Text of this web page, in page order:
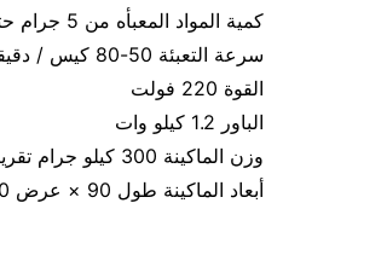
كمية المواد المعبأه من 5 جرام حتي 250 جرام و يمكن تعديله حتي 500 جرام
سرعة التعبئة 50-80 كيس / دقيقة و لمادة التغليف اعتبار في السرعه
القوة 220 فولت
الباور 1.2 كيلو وات
وزن الماكينة 300 كيلو جرام تقريبا تزيد او تنقص حسب تحديثات الماكينة
أبعاد الماكينة طول 90 × عرض 90 × ارتفاع 180 سم تقريبا و يمكن فك الماكينة و تركيبها في اي مكان